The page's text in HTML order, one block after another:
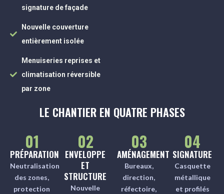
signature de façade
Nouvelle couverture
entièrement isolée
Menuiseries reprises et
climatisation réversible
par zone
LE CHANTIER EN QUATRE PHASES
01
PRÉPARATION
Neutralisation
des zones,
protection
02
ENVELOPPE
ET
STRUCTURE
Nouvelle
03
AMÉNAGEMENT
Bureaux,
direction,
réfectoire,
04
SIGNATURE
Casquette
métallique
et profilés